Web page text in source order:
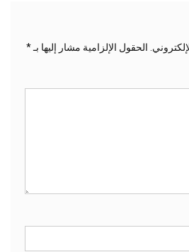
الحقول الإلزامية مشار إليها بـ*